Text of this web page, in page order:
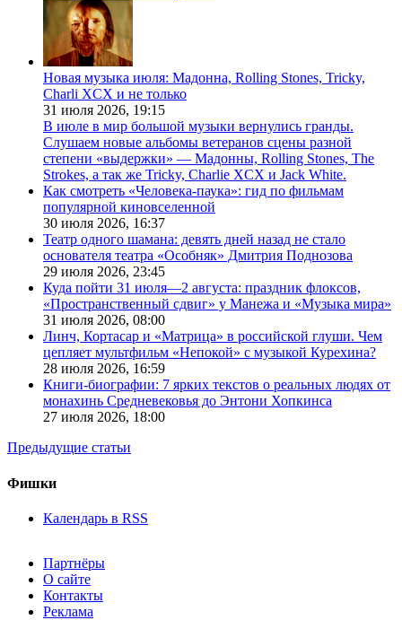
Новая музыка июля: Мадонна, Rolling Stones, Tricky,
Charli XCX и не только
31 июля 2026, 19:15
В июле в мир большой музыки вернулись гранды.
Слушаем новые альбомы ветеранов сцены разной
степени «выдержки» — Мадонны, Rolling Stones, The
Strokes, а так же Tricky, Charlie XCX и Jack White.
Как смотреть «Человека-паука»: гид по фильмам
популярной киновселенной
30 июля 2026, 16:37
Театр одного шамана: девять дней назад не стало
основателя театра «Особняк» Дмитрия Поднозова
29 июля 2026, 23:45
Куда пойти 31 июля—2 августа: праздник флоксов,
«Пространственный сдвиг» у Манежа и «Музыка мира»
31 июля 2026, 08:00
Линч, Кортасар и «Матрица» в российской глуши. Чем
цепляет мультфильм «Непокой» с музыкой Курехина?
28 июля 2026, 16:59
Книги-биографии: 7 ярких текстов о реальных людях от
монахинь Средневековья до Энтони Хопкинса
27 июля 2026, 18:00
Предыдущие статьи
Фишки
Календарь в RSS
Партнёры
О сайте
Контакты
Реклама